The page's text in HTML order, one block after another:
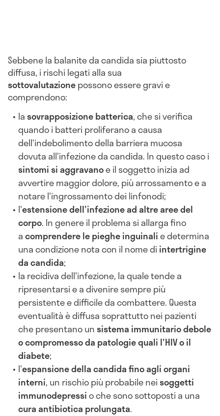
Sebbene la balanite da candida sia piuttosto
diffusa, i rischi legati alla sua
sottovalutazionepossono essere gravi e
comprendono:
lasovrapposizione batterica, che si verifica
quando i batteri proliferano a causa
dell'indebolimento della barriera mucosa
dovuta all'infezione da candida. In questo caso i
sintomi si aggravanoe il soggetto inizia ad
avvertire maggior dolore, più arrossamento e a
notare l'ingrossamento dei linfonodi;
l'estensione dell'infezione ad altre aree del
corpo. In genere il problema si allarga fino
acomprendere le pieghe inguinalie determina
una condizione nota con il nome di intertrigine
da candida;
la recidiva dell'infezione, la quale tende a
ripresentarsi e a divenire sempre più
persistente e difficile da combattere. Questa
eventualità è diffusa soprattutto nei pazienti
che presentano unsistema immunitario debole
o compromesso da patologie quali l'HIV o il
diabete;
l'espansione della candida fino agli organi
interni, un rischio più probabile neisoggetti
immunodepressio che sono sottoposti a una
cura antibiotica prolungata.